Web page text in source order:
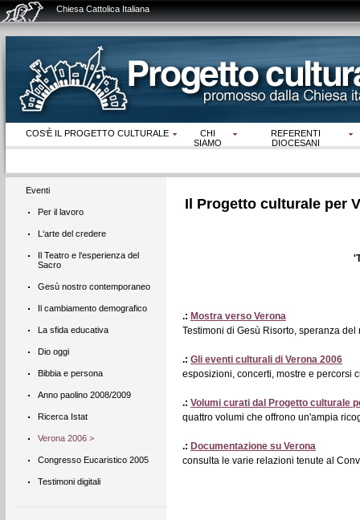
Chiesa Cattolica Italiana
COS‘È IL PROGETTO CULTURALE
CHI
SIAMO
REFERENTI
DIOCESANI
Eventi
Per il lavoro
L‘arte del credere
Il Teatro e l‘esperienza del
Sacro
Gesù nostro contemporaneo
Il cambiamento demografico
La sfida educativa
Dio oggi
Bibbia e persona
Anno paolino 2008/2009
Ricerca Istat
Verona 2006 >
Congresso Eucaristico 2005
Testimoni digitali
Il Progetto culturale per
.: Mostra verso Verona
Testimoni di Gesù Risorto, speranza del
.: Gli eventi culturali di Verona 2006
esposizioni, concerti, mostre e percorsi
.: Volumi curati dal Progetto culturale
quattro volumi che offrono un'ampia
.: Documentazione su Verona
consulta le varie relazioni tenute al